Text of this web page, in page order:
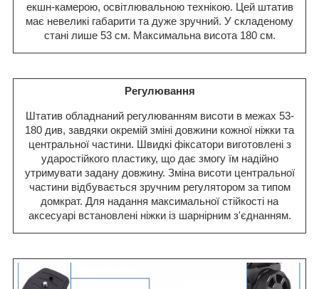
екшн-камерою, освітлювальною технікою. Цей штатив
має невеликі габарити та дуже зручний. У складеному
стані лише 53 см. Максимальна висота 180 см.
Регулювання
Штатив обладнаний регулюванням висоти в межах 53-
180 див, завдяки окремій зміні довжини кожної ніжки та
центральної частини. Швидкі фіксатори виготовлені з
ударостійкого пластику, що дає змогу їм надійно
утримувати задану довжину. Зміна висоти центральної
частини відбувається зручним регулятором за типом
домкрат. Для надання максимальної стійкості на
аксесуарі встановлені ніжки із шарнірним з'єднанням.